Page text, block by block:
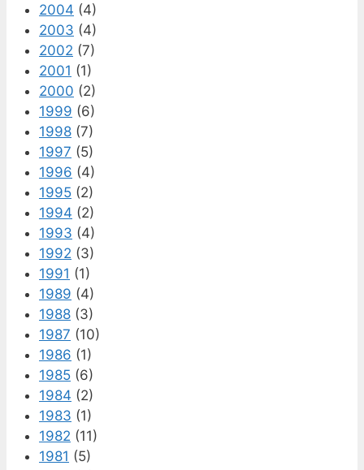
2004 (4)
2003 (4)
2002 (7)
2001 (1)
2000 (2)
1999 (6)
1998 (7)
1997 (5)
1996 (4)
1995 (2)
1994 (2)
1993 (4)
1992 (3)
1991 (1)
1989 (4)
1988 (3)
1987 (10)
1986 (1)
1985 (6)
1984 (2)
1983 (1)
1982 (11)
1981 (5)